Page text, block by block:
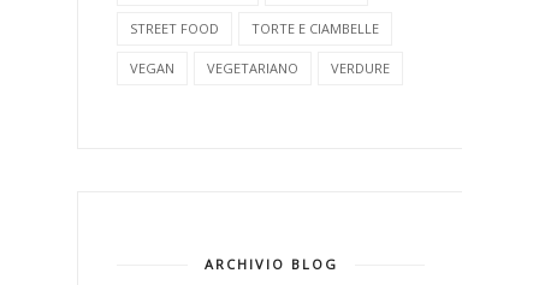
STREET FOOD TORTE E CIAMBELLE
VEGAN VEGETARIANO VERDURE
ARCHIVIO BLOG